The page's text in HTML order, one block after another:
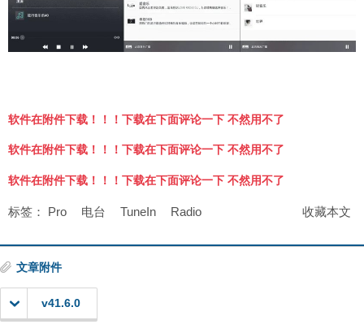
软件在附件下载！！！下载在下面评论一下 不然用不了
软件在附件下载！！！下载在下面评论一下 不然用不了
软件在附件下载！！！下载在下面评论一下 不然用不了
收藏本文
标签： Pro 电台 TuneIn Radio
文章附件
v41.6.0